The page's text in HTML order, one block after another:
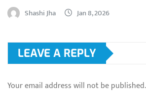
Shashi Jha Jan 8, 2026
LEAVE A REPLY
Your email address will not be published.